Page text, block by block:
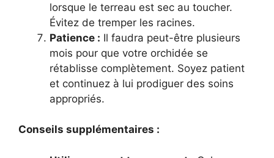
lorsque le terreau est sec au toucher.
Évitez de tremper les racines.
Patience : Il faudra peut-être plusieurs
mois pour que votre orchidée se
rétablisse complètement. Soyez patient
et continuez à lui prodiguer des soins
appropriés.
Conseils supplémentaires :